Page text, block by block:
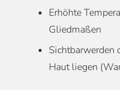
Erhöhte
Gliedmaßen
Sichtbarwerden
Haut liegen